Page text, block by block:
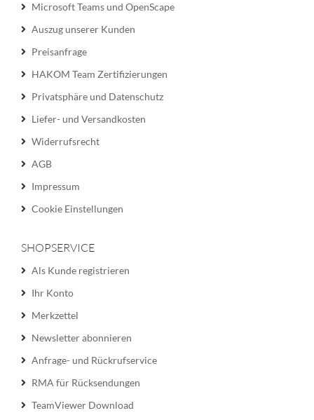
Microsoft Teams und OpenScape
Auszug unserer Kunden
Preisanfrage
HAKOM Team Zertifizierungen
Privatsphäre und Datenschutz
Liefer- und Versandkosten
Widerrufsrecht
AGB
Impressum
Cookie Einstellungen
SHOPSERVICE
Als Kunde registrieren
Ihr Konto
Merkzettel
Newsletter abonnieren
Anfrage- und Rückrufservice
RMA für Rücksendungen
TeamViewer Download